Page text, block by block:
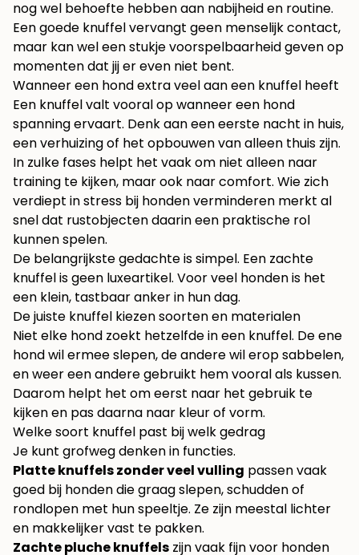
nog wel behoefte hebben aan nabijheid en routine.
Een goede knuffel vervangt geen menselijk contact,
maar kan wel een stukje voorspelbaarheid geven op
momenten dat jij er even niet bent.
Wanneer een hond extra veel aan een knuffel heeft
Een knuffel valt vooral op wanneer een hond
spanning ervaart. Denk aan een eerste nacht in huis,
een verhuizing of het opbouwen van alleen thuis zijn.
In zulke fases helpt het vaak om niet alleen naar
training te kijken, maar ook naar comfort. Wie zich
verdiept instress bij honden verminderen merkt al
snel dat rustobjecten daarin een praktische rol
kunnen spelen.
De belangrijkste gedachte is simpel. Een zachte
knuffel is geen luxeartikel. Voor veel honden is het
een klein, tastbaar anker in hun dag.
De juiste knuffel kiezen soorten en materialen
Niet elke hond zoekt hetzelfde in een knuffel. De ene
hond wil ermee slepen, de andere wil erop sabbelen,
en weer een andere gebruikt hem vooral als kussen.
Daarom helpt het om eerst naar het gebruik te
kijken en pas daarna naar kleur of vorm.
Welke soort knuffel past bij welk gedrag
Je kunt grofweg denken in functies.
Platte knuffels zonder veel vulling passen vaak
goed bij honden die graag slepen, schudden of
rondlopen met hun speeltje. Ze zijn meestal lichter
en makkelijker vast te pakken.
Zachte pluche knuffels zijn vaak fijn voor honden